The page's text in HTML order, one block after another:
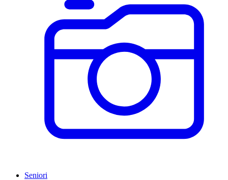
Seniori